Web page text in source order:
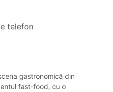
telefon
gastronomică din
fast-food, cu o